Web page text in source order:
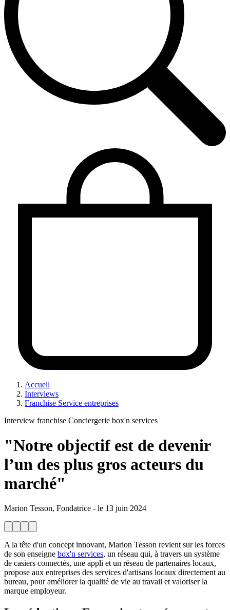
Accueil
Interviews
Franchise Service entreprises
Interview franchise Conciergerie box'n services
"Notre objectif est de devenir
l’un des plus gros acteurs du
marché"
Marion Tesson, Fondatrice - le 13 juin 2024
A la tête d'un concept innovant, Marion Tesson revient sur les forces
de son enseigne box'n services, un réseau qui, à travers un système
de casiers connectés, une appli et un réseau de partenaires locaux,
propose aux entreprises des services d'artisans locaux directement au
bureau, pour améliorer la qualité de vie au travail et valoriser la
marque employeur.